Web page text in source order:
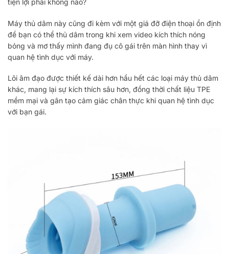
tiện lợi phải không nào?
Máy thủ dâm này cũng đi kèm với một giá đỡ điện thoại ổn định
để bạn có thể thủ dâm trong khi xem video kích thích nóng
bỏng và mơ thấy mình đang đụ cô gái trên màn hình thay vì
quan hệ tình dục với máy.
Lõi âm đạo được thiết kế dài hơn hầu hết các loại máy thủ dâm
khác, mang lại sự kích thích sâu hơn, đồng thời chất liệu TPE
mềm mại và gân tạo cảm giác chân thực khi quan hệ tình dục
với bạn gái.